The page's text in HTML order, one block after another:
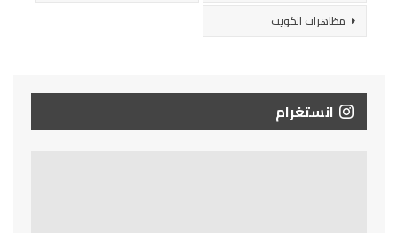
مظاهرات الكويت
انستغرام